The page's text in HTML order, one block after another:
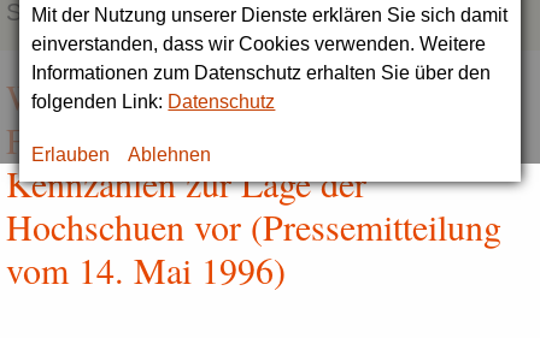
Mit der Nutzung unserer Dienste erklären Sie sich damit
einverstanden, dass wir Cookies verwenden. Weitere
Informationen zum Datenschutz erhalten Sie über den
folgenden Link: Datenschutz
Erlauben Ablehnen
SERVICE
Wissenschaftsrat legt
Fortschreibung der Eckdaten und
Kennzahlen zur Lage der
Hochschuen vor (Pressemitteilung
vom 14. Mai 1996)